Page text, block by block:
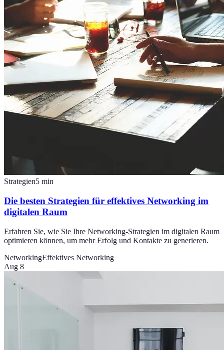
Strategien5 min
Die besten Strategien für effektives Networking im
digitalen Raum
Erfahren Sie, wie Sie Ihre Networking-Strategien im digitalen Raum
optimieren können, um mehr Erfolg und Kontakte zu generieren.
NetworkingEffektives Networking
Aug 8